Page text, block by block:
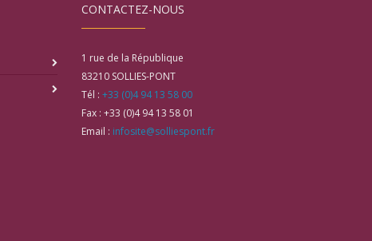
CONTACTEZ-NOUS
1 rue de la République
83210 SOLLIES-PONT
Tél : +33 (0)4 94 13 58 00
Fax : +33 (0)4 94 13 58 01
Email : infosite@solliespont.fr